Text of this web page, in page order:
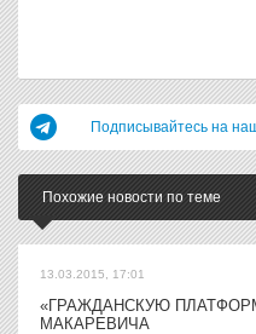
Подписывайтесь на
Похожие новости по теме
13.03.2015, 17:01
«ГРАЖДАНСКУЮ
МАКАРЕВИЧА